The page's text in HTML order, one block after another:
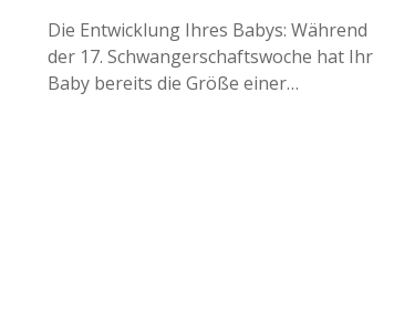
Die Entwicklung Ihres Babys: Während
der 17. Schwangerschaftswoche hat Ihr
Baby bereits die Größe einer…